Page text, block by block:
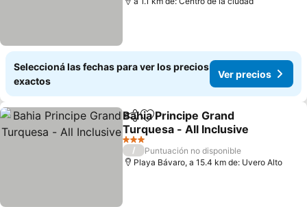
Seleccioná las fechas para ver los precios
exactos
Ver precios
CompartirAñadir a favoritos
Bahia Principe Grand
Turquesa - All Inclusive
Ver precios
3 Estrellas
/
Puntuación no disponible
Playa Bávaro, a 15.4 km de: Uvero Alto